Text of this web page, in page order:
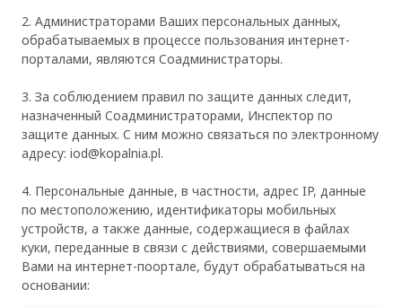
2. Администраторами Ваших персональных данных,
обрабатываемых в процессе пользования интернет-
порталами, являются Соадминистраторы.
3. За соблюдением правил по защите данных следит,
назначенный Соадминистраторами, Инспектор по
защите данных. С ним можно связаться по электронному
адресу: iod@kopalnia.pl.
4. Персональные данные, в частности, адрес IP, данные
по местоположению, идентификаторы мобильных
устройств, а также данные, содержащиеся в файлах
куки, переданные в связи с действиями, совершаемыми
Вами на интернет-поортале, будут обрабатываться на
основании: